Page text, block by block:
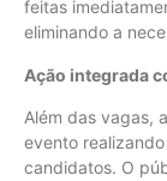
feitas
eliminando a
Ação integrada
Além das vagas,
evento
candidatos. O